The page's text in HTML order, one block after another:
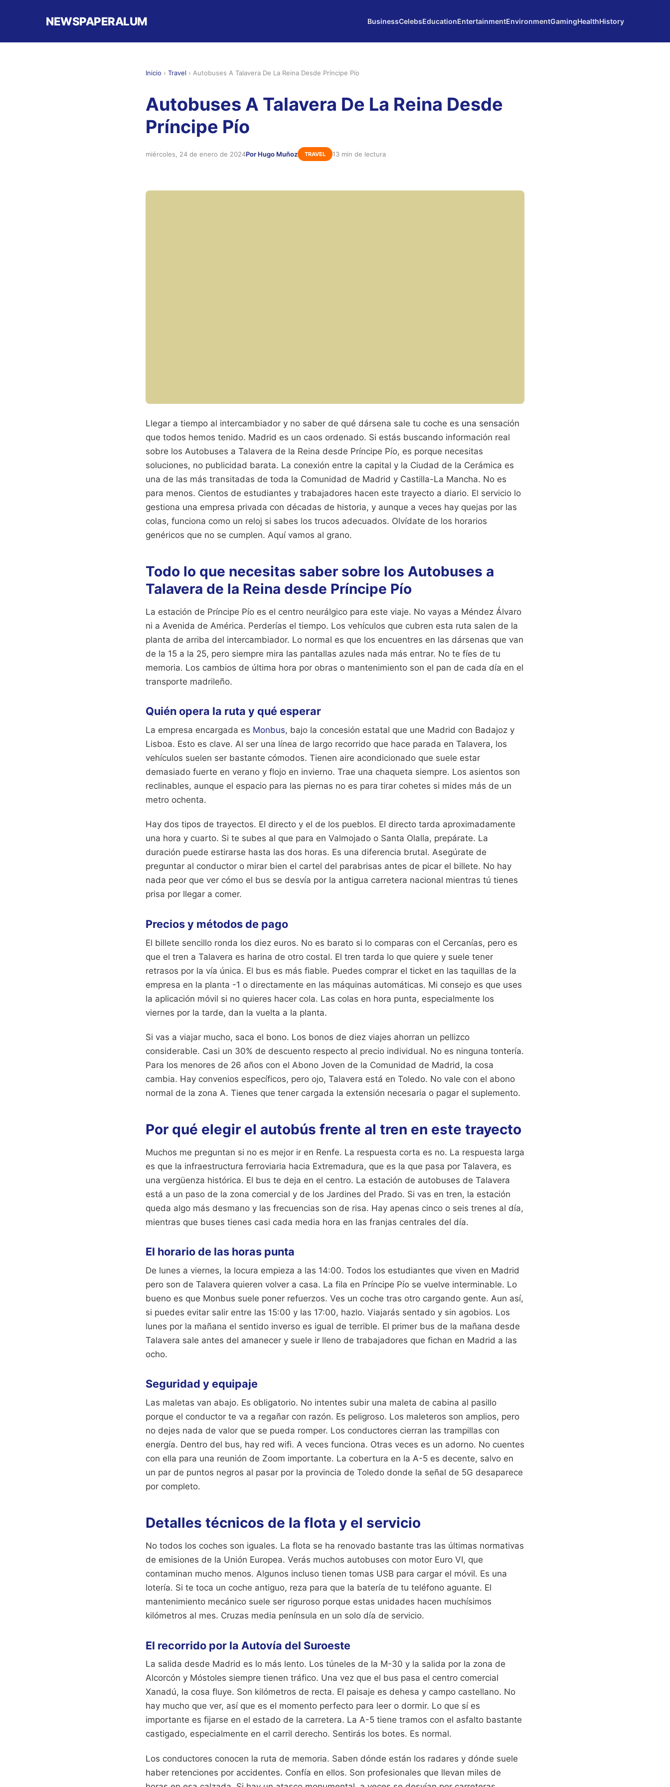
NEWSPAPERALUM BusinessCelebsEducationEntertainmentEnvironmentGamingHealthHistory
Inicio › Travel › Autobuses A Talavera De La Reina Desde Príncipe Pío
Autobuses A Talavera De La Reina Desde
Príncipe Pío
miércoles, 24 de enero de 2024Por Hugo Muñoz TRAVEL 13 min de lectura
Llegar a tiempo al intercambiador y no saber de qué dársena sale tu coche es una sensación
que todos hemos tenido. Madrid es un caos ordenado. Si estás buscando información real
sobre los Autobuses a Talavera de la Reina desde Príncipe Pío, es porque necesitas
soluciones, no publicidad barata. La conexión entre la capital y la Ciudad de la Cerámica es
una de las más transitadas de toda la Comunidad de Madrid y Castilla-La Mancha. No es
para menos. Cientos de estudiantes y trabajadores hacen este trayecto a diario. El servicio lo
gestiona una empresa privada con décadas de historia, y aunque a veces hay quejas por las
colas, funciona como un reloj si sabes los trucos adecuados. Olvídate de los horarios
genéricos que no se cumplen. Aquí vamos al grano.
Todo lo que necesitas saber sobre los Autobuses a
Talavera de la Reina desde Príncipe Pío
La estación de Príncipe Pío es el centro neurálgico para este viaje. No vayas a Méndez Álvaro
ni a Avenida de América. Perderías el tiempo. Los vehículos que cubren esta ruta salen de la
planta de arriba del intercambiador. Lo normal es que los encuentres en las dársenas que van
de la 15 a la 25, pero siempre mira las pantallas azules nada más entrar. No te fíes de tu
memoria. Los cambios de última hora por obras o mantenimiento son el pan de cada día en el
transporte madrileño.
Quién opera la ruta y qué esperar
La empresa encargada es Monbus, bajo la concesión estatal que une Madrid con Badajoz y
Lisboa. Esto es clave. Al ser una línea de largo recorrido que hace parada en Talavera, los
vehículos suelen ser bastante cómodos. Tienen aire acondicionado que suele estar
demasiado fuerte en verano y flojo en invierno. Trae una chaqueta siempre. Los asientos son
reclinables, aunque el espacio para las piernas no es para tirar cohetes si mides más de un
metro ochenta.
Hay dos tipos de trayectos. El directo y el de los pueblos. El directo tarda aproximadamente
una hora y cuarto. Si te subes al que para en Valmojado o Santa Olalla, prepárate. La
duración puede estirarse hasta las dos horas. Es una diferencia brutal. Asegúrate de
preguntar al conductor o mirar bien el cartel del parabrisas antes de picar el billete. No hay
nada peor que ver cómo el bus se desvía por la antigua carretera nacional mientras tú tienes
prisa por llegar a comer.
Precios y métodos de pago
El billete sencillo ronda los diez euros. No es barato si lo comparas con el Cercanías, pero es
que el tren a Talavera es harina de otro costal. El tren tarda lo que quiere y suele tener
retrasos por la vía única. El bus es más fiable. Puedes comprar el ticket en las taquillas de la
empresa en la planta -1 o directamente en las máquinas automáticas. Mi consejo es que uses
la aplicación móvil si no quieres hacer cola. Las colas en hora punta, especialmente los
viernes por la tarde, dan la vuelta a la planta.
Si vas a viajar mucho, saca el bono. Los bonos de diez viajes ahorran un pellizco
considerable. Casi un 30% de descuento respecto al precio individual. No es ninguna tontería.
Para los menores de 26 años con el Abono Joven de la Comunidad de Madrid, la cosa
cambia. Hay convenios específicos, pero ojo, Talavera está en Toledo. No vale con el abono
normal de la zona A. Tienes que tener cargada la extensión necesaria o pagar el suplemento.
Por qué elegir el autobús frente al tren en este trayecto
Muchos me preguntan si no es mejor ir en Renfe. La respuesta corta es no. La respuesta larga
es que la infraestructura ferroviaria hacia Extremadura, que es la que pasa por Talavera, es
una vergüenza histórica. El bus te deja en el centro. La estación de autobuses de Talavera
está a un paso de la zona comercial y de los Jardines del Prado. Si vas en tren, la estación
queda algo más desmano y las frecuencias son de risa. Hay apenas cinco o seis trenes al día,
mientras que buses tienes casi cada media hora en las franjas centrales del día.
El horario de las horas punta
De lunes a viernes, la locura empieza a las 14:00. Todos los estudiantes que viven en Madrid
pero son de Talavera quieren volver a casa. La fila en Príncipe Pío se vuelve interminable. Lo
bueno es que Monbus suele poner refuerzos. Ves un coche tras otro cargando gente. Aun así,
si puedes evitar salir entre las 15:00 y las 17:00, hazlo. Viajarás sentado y sin agobios. Los
lunes por la mañana el sentido inverso es igual de terrible. El primer bus de la mañana desde
Talavera sale antes del amanecer y suele ir lleno de trabajadores que fichan en Madrid a las
ocho.
Seguridad y equipaje
Las maletas van abajo. Es obligatorio. No intentes subir una maleta de cabina al pasillo
porque el conductor te va a regañar con razón. Es peligroso. Los maleteros son amplios, pero
no dejes nada de valor que se pueda romper. Los conductores cierran las trampillas con
energía. Dentro del bus, hay red wifi. A veces funciona. Otras veces es un adorno. No cuentes
con ella para una reunión de Zoom importante. La cobertura en la A-5 es decente, salvo en
un par de puntos negros al pasar por la provincia de Toledo donde la señal de 5G desaparece
por completo.
Detalles técnicos de la flota y el servicio
No todos los coches son iguales. La flota se ha renovado bastante tras las últimas normativas
de emisiones de la Unión Europea. Verás muchos autobuses con motor Euro VI, que
contaminan mucho menos. Algunos incluso tienen tomas USB para cargar el móvil. Es una
lotería. Si te toca un coche antiguo, reza para que la batería de tu teléfono aguante. El
mantenimiento mecánico suele ser riguroso porque estas unidades hacen muchísimos
kilómetros al mes. Cruzas media península en un solo día de servicio.
El recorrido por la Autovía del Suroeste
La salida desde Madrid es lo más lento. Los túneles de la M-30 y la salida por la zona de
Alcorcón y Móstoles siempre tienen tráfico. Una vez que el bus pasa el centro comercial
Xanadú, la cosa fluye. Son kilómetros de recta. El paisaje es dehesa y campo castellano. No
hay mucho que ver, así que es el momento perfecto para leer o dormir. Lo que sí es
importante es fijarse en el estado de la carretera. La A-5 tiene tramos con el asfalto bastante
castigado, especialmente en el carril derecho. Sentirás los botes. Es normal.
Los conductores conocen la ruta de memoria. Saben dónde están los radares y dónde suele
haber retenciones por accidentes. Confía en ellos. Son profesionales que llevan miles de